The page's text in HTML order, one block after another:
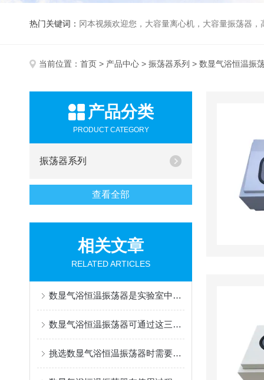
热门关键词： 冈本视频欢迎您，大容量离心机，大容量振荡器，高速冷冻离心机，生化、光照、振荡培养箱，磁力搅拌器
当前位置： 首页 > 产品中心 > 振荡器系列 > 数显气浴恒温振
产品分类
PRODUCT CATEGORY
振荡器系列
查看全部
相关文章
RELATED ARTICLES
数显气浴恒温振荡器是实验室中高效恒温混合工具
数显气浴恒温振荡器可通过这三种方法解决故障
挑选数显气浴恒温振荡器时需要注意的事项分享